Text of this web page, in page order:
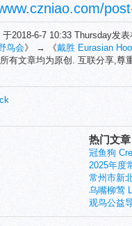
于2018-6-7 10:33 Thursday发
鸟会》 → 《戴胜 Eurasian
有文章均为原创. 互联分享,尊
热门文章
冠鱼狗
2025年度
常州市新
乌嘴柳莺
观鸟公益